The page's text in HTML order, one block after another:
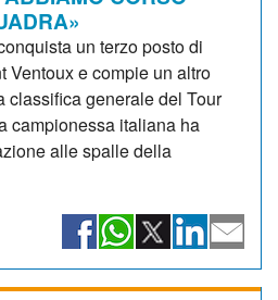
un terzo posto di
Ventoux e compie un altro
classifica generale del Tour
campionessa italiana ha
alle spalle della